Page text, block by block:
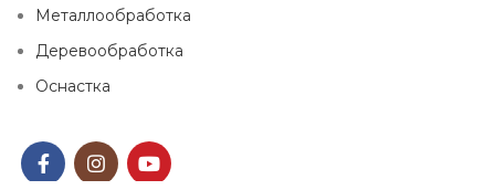
Металлообработка
Деревообработка
Оснастка